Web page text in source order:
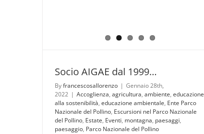
Socio AIGAE dal 1999…
Byfrancescosallorenzo | Gennaio 28th,
2022 | Accoglienza, agricultura, ambiente, educazione
alla sostenibilità, educazione ambientale, Ente Parco
Nazionale del Pollino, Escursioni nel Parco Nazionale
del Pollino, Estate, Eventi, montagna, paesaggi,
paesaggio, Parco Nazionale del Pollino